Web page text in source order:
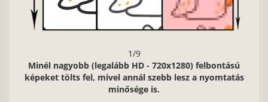
1/9
Minél nagyobb (legalább HD - 720x1280) felbontású
képeket tölts fel, mivel annál szebb lesz a nyomtatás
minősége is.